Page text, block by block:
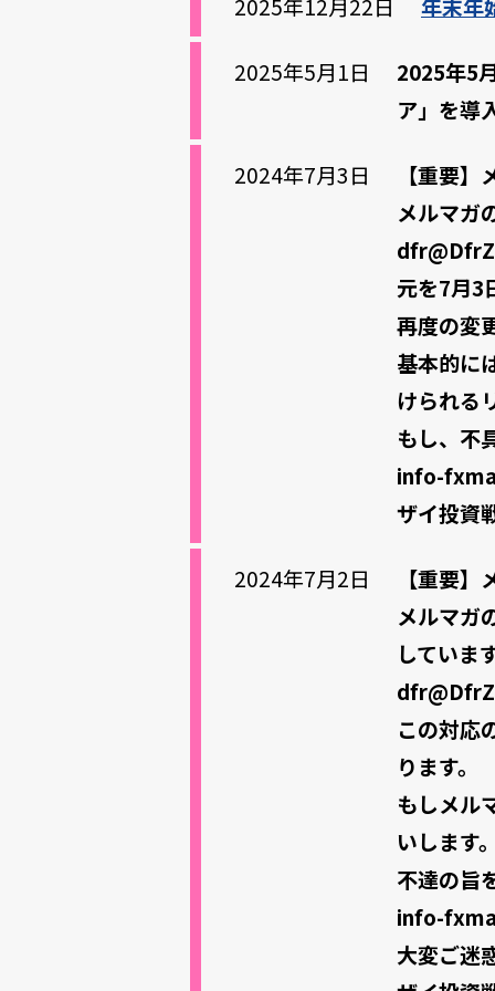
2025年12月22日 年末年
2025年5月1日
2025年5
ア」を導
2024年7月3日
【重要
メルマガ
元を7月
再度の変
基本的に
けられる
もし、不
info-
ザイ投資
2024年7月2日
【重要
メルマガ
していま
この対応
ります。
もしメル
いします
不達の旨
info-
大変ご迷